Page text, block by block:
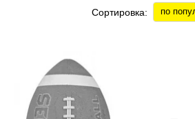
Сортировка: по